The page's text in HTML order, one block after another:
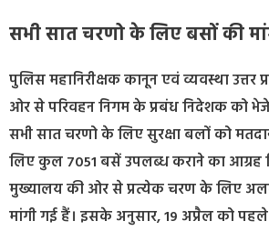
सभी सात चरणो के लिए बसों की
पुलिस महानिरीक्षक कानून एवं व्यवस्था
ओर से परिवहन निगम के प्रबंध निदेशक को
सभी सात चरणो के लिए सुरक्षा बलों को
लिए कुल 7051 बसें उपलब्ध कराने का आग्रह
मुख्यालय की ओर से प्रत्येक चरण के लिए
मांगी गई हैं। इसके अनुसार, 19 अप्रैल को